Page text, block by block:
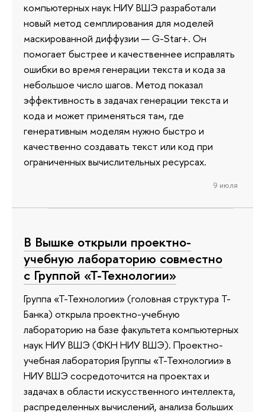
компьютерных наук НИУ ВШЭ разработали
новый метод семплирования для моделей
маскированной диффузии — G-Star+. Он
помогает быстрее и качественнее исправлять
ошибки во время генерации текста и кода за
небольшое число шагов. Метод показал
эффективность в задачах генерации текста и
кода и может применяться там, где
генеративным моделям нужно быстро и
качественно создавать текст или код при
ограниченных вычислительных ресурсах.
9 июля
В Вышке открыли проектно-
учебную лабораторию совместно
с Группой «Т-Технологии»
Группа «Т-Технологии» (головная структура Т-
Банка) открыла проектно-учебную
лабораторию на базе факультета компьютерных
наук НИУ ВШЭ (ФКН НИУ ВШЭ). Проектно-
учебная лаборатория Группы «Т-Технологии» в
НИУ ВШЭ сосредоточится на проектах и
задачах в области искусственного интеллекта,
распределенных вычислений, анализа больших